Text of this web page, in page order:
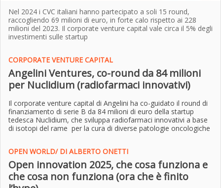
Nel 2024 i CVC italiani hanno partecipato a soli 15 round,
raccogliendo 69 milioni di euro, in forte calo rispetto ai 228
milioni del 2023. Il corporate venture capital vale circa il 5% degli
investimenti sulle startup
CORPORATE VENTURE CAPITAL
Angelini Ventures, co-round da 84 milioni
per Nuclidium (radiofarmaci innovativi)
Il corporate venture capital di Angelini ha co-guidato il round di
finanziamento di serie B da 84 milioni di euro della startup
tedesca Nuclidium, che sviluppa radiofarmaci innovativi a base
di isotopi del rame per la cura di diverse patologie oncologiche
OPEN WORLD/ DI ALBERTO ONETTI
Open innovation 2025, che cosa funziona e
che cosa non funziona (ora che è finito